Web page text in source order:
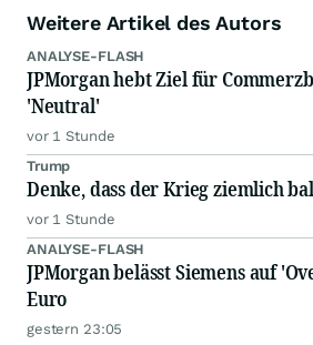
Weitere Artikel des Autors
ANALYSE-FLASH
JPMorgan hebt Ziel für
'Neutral'
vor 1 Stunde
Trump
Denke, dass der Krieg ziemlich
vor 1 Stunde
ANALYSE-FLASH
JPMorgan belässt Siemens auf
Euro
gestern 23:05